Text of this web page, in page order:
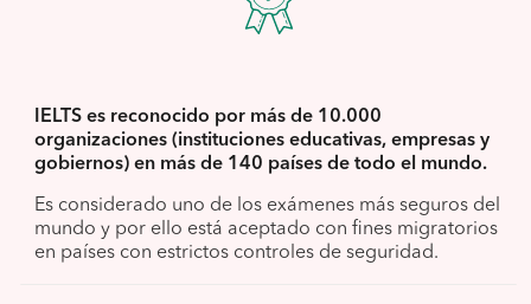
IELTS es reconocido por más de 10.000
organizaciones (instituciones educativas, empresas y
gobiernos) en más de 140 países de todo el mundo.
Es considerado uno de los exámenes más seguros del
mundo y por ello está aceptado con fines migratorios
en países con estrictos controles de seguridad.